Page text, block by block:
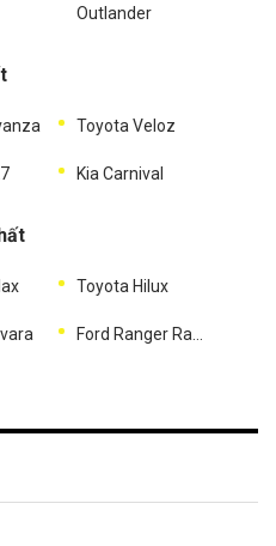
Outlander
Toyota Veloz
Kia Carnival
Toyota Hilux